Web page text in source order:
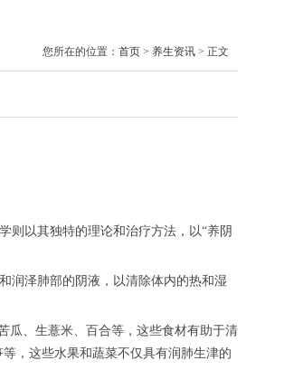
您所在的位置： 首页 > 养生资讯 > 正文
以其独特的理论和治疗方法，以“养阴
泽肺部的阴液，以清除体内的热和湿
、生薏米、百合等，这些食材有助于清
，这些水果和蔬菜不仅具有润肺生津的